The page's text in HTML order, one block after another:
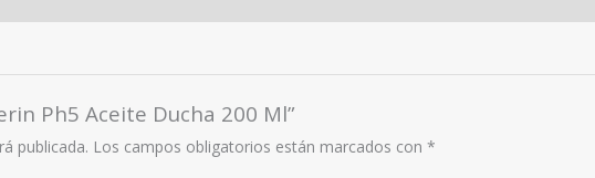
Ph5 Aceite Ducha 200 Ml”
publicada. Los campos obligatorios están marcados con*